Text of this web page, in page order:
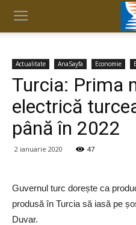
Actualitate AnaSayfa Economie
Turcia: Prima
electrică
până în 2022
2 ianuarie 2020 47
Guvernul turc dorește ca
produsă în Turcia să iasă pe
Duvar.